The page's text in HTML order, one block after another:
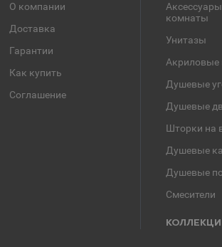
О компании
Доставка
Гарантии
Как купить
Соглашение
комнаты
Унитазы
Акриловые
Душевые
Душевые
Шторки на
Душевые
Душевые
Смесители